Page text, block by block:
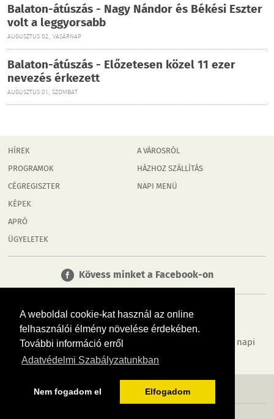
A weboldal cookie-kat használ az online
felhasználói élmény növelése érdekében.
További információ erről
Adatvédelmi Szabályzatunkban
Nem fogadom el Elfogadom
Balaton-átúszás - Nagy Nándor és Békési Eszter
volt a leggyorsabb
AUGUSZTUS 02., VASÁRNAP
Balaton-átúszás - Előzetesen közel 11 ezer
nevezés érkezett
AUGUSZTUS 01., SZOMBAT
HÍREK
PROGRAMOK
CÉGREGISZTER
KÉPEK
APRÓ
ÜGYELETEK
A VÁROSRÓL
HÁZHOZ SZÁLLÍTÁS
NAPI MENÜ
Kövess minket a Facebook-on
Tudj meg többet városodról! Hírek, programok, képek, napi
menü, cégek…. és minden, ami Rábaköz
MÉDIAAJÁNLÓ ADATVÉDELEM IMPRESSZUM RÓLUNK